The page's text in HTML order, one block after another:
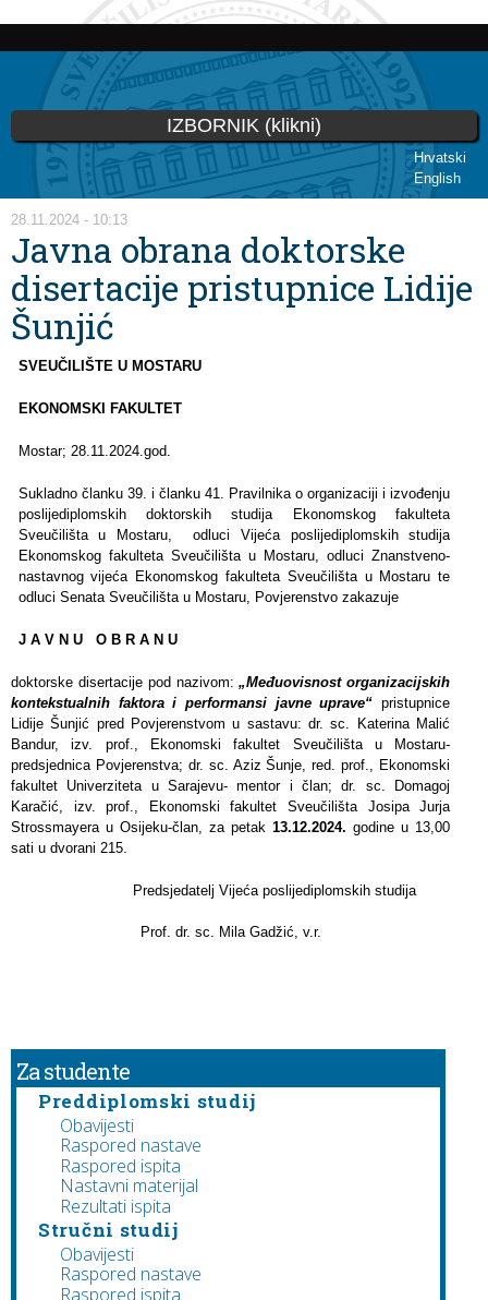
Skoči
glavni
sadržaj
Hrvatski
English
IZBORNIK (klikni)
Vi ste ovdje
28.11.2024 - 10:13
Javna obrana doktorske
disertacije pristupnice Lidije
Šunjić
SVEUČILIŠTE U MOSTARU
EKONOMSKI FAKULTET
Mostar; 28.11.2024.god.
Sukladno članku 39. i članku 41. Pravilnika o organizaciji i izvođenju
poslijediplomskih doktorskih studija Ekonomskog fakulteta
Sveučilišta u Mostaru, odluci Vijeća poslijediplomskih studija
Ekonomskog fakulteta Sveučilišta u Mostaru, odluci Znanstveno-
nastavnog vijeća Ekonomskog fakulteta Sveučilišta u Mostaru te
odluci Senata Sveučilišta u Mostaru, Povjerenstvo zakazuje
J A V N U O B R A N U
doktorske disertacije pod nazivom:„Međuovisnost organizacijskih
kontekstualnih faktora i performansi javne uprave“ pristupnice
Lidije Šunjić pred Povjerenstvom u sastavu: dr. sc. Katerina Malić
Bandur, izv. prof., Ekonomski fakultet Sveučilišta u Mostaru-
predsjednica Povjerenstva; dr. sc. Aziz Šunje, red. prof., Ekonomski
fakultet Univerziteta u Sarajevu- mentor i član; dr. sc. Domagoj
Karačić, izv. prof., Ekonomski fakultet Sveučilišta Josipa Jurja
Strossmayera u Osijeku-član, za petak13.12.2024.godine u 13,00
sati u dvorani 215.
Predsjedatelj Vijeća poslijediplomskih studija
Prof. dr. sc. Mila Gadžić, v.r.
Za studente
Preddiplomski studij
Obavijesti
Raspored nastave
Raspored ispita
Nastavni materijal
Rezultati ispita
Stručni studij
Obavijesti
Raspored nastave
Raspored ispita